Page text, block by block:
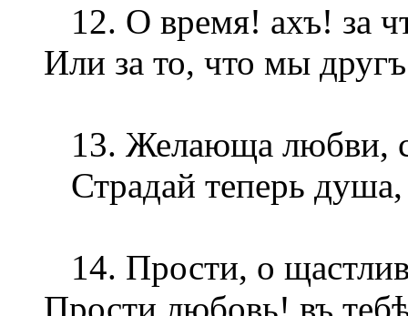
12. О время! ахъ! за
Или за то, что мы
13. Желающа любви,
Страдай теперь
14. Прости, о